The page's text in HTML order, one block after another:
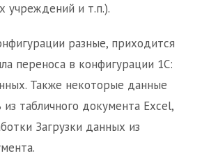
учреждений и т.п.).
разные, приходится
переноса в конфигурации 1С:
Также некоторые данные
из табличного документа Excel,
Загрузки данных из